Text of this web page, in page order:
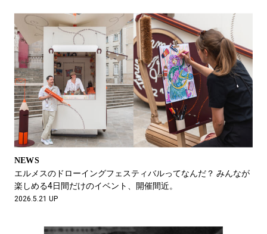
NEWS
エルメスのドローイングフェスティバルってなんだ？ みんなが
楽しめる4日間だけのイベント、開催間近。
2026.5.21 UP